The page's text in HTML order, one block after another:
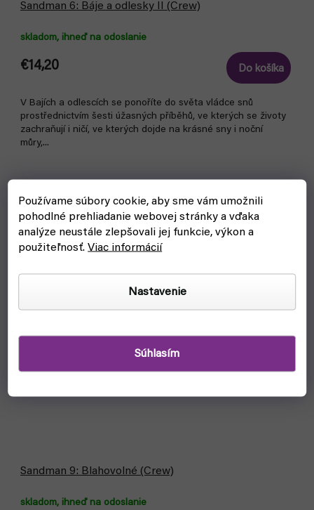
Používame súbory cookie, aby sme vám umožnili
pohodlné prehliadanie webovej stránky a vďaka
analýze neustále zlepšovali jej funkcie, výkon a
použiteľnosť.Viac informácií
Nastavenie
Súhlasím
Sandman 6: Báje a odlesky II (Crew)
skladom, ihneď na odoslanie
€14,20 Do košíka
V Bajích a odlescích se ponoříte do světa vládce snů
prostřednictvím šesti úžasných příběhů, ve kterých se životy
zachraňují i ničí, ve kterých dojde na krásné sny i noční
můry,...
Sandman 9: Blahovolné (Crew)
skladom, ihneď na odoslanie